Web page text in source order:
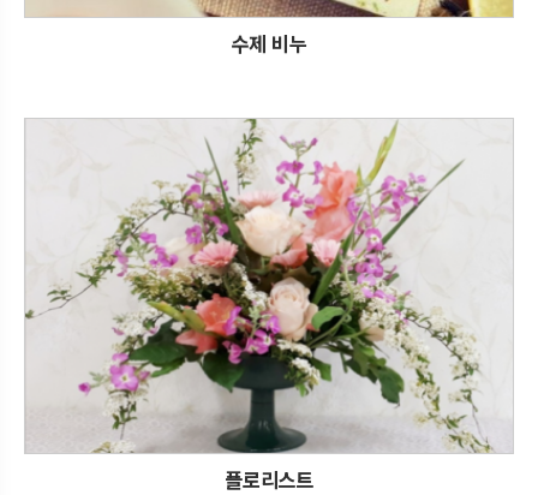
수제 비누
플로리스트